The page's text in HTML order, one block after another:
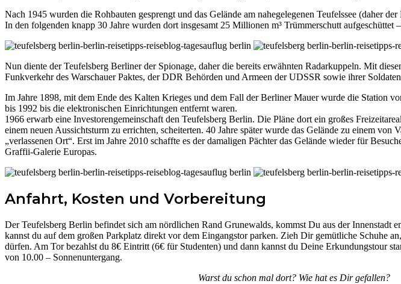
Nach 1945 wurden die Rohbauten gesprengt und das Gelände am nahegelegenen Teufelssee (daher
In den folgenden knapp 30 Jahre wurden dort insgesamt 25 Millionen m³ Trümmerschutt aufgeschüttet
Nun diente der Teufelsberg Berliner der Spionage, daher die bereits erwähnten Radarkuppeln. Mit
Funkverkehr des Warschauer Paktes, der DDR Behörden und Armeen der UDSSR sowie ihrer
Im Jahre 1898, mit dem Ende des Kalten Krieges und dem Fall der Berliner Mauer wurde die Station
bis 1992 bis die elektronischen Einrichtungen entfernt waren.
1966 erwarb eine Investorengemeinschaft den Teufelsberg Berlin. Die Pläne dort ein großes
einem neuen Aussichtsturm zu errichten, scheiterten. 40 Jahre später wurde das Gelände zu einem von
„verlassenen Ort“. Erst im Jahre 2010 schaffte es der damaligen Pächter das Gelände wieder für
Graffii-Galerie Europas.
Anfahrt, Kosten und Vorbereitung
Der Teufelsberg Berlin befindet sich am nördlichen Rand Grunewalds, kommst Du aus der Innenstadt
kannst du auf dem großen Parkplatz direkt vor dem Eingangstor parken. Zieh Dir gemütliche Schuhe
dürfen. Am Tor bezahlst du 8€ Eintritt (6€ für Studenten) und dann kannst du Deine Erkundungstour
von 10.00 – Sonnenuntergang.
Warst du schon mal dort? Wie hat es Dir gefallen?